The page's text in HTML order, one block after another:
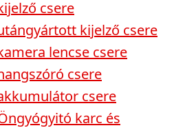
csere
kijelző csere
lencse csere
csere
csere
karc és